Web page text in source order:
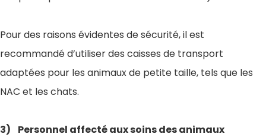
Pour des raisons évidentes de sécurité, il est
recommandé d’utiliser des caisses de transport
adaptées pour les animaux de petite taille, tels que les
NAC et les chats.
3) Personnel affecté aux soins des animaux